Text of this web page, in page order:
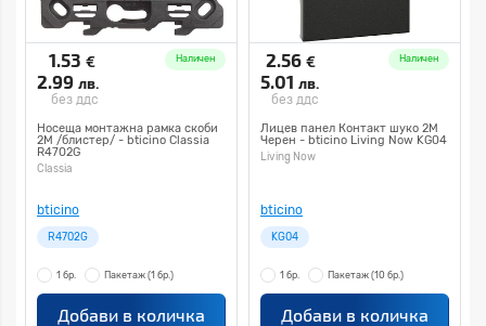
1.53 €
2.99 лв.
без ддс
Наличен
Носеща монтажна рамка скоби
2М /блистер/ - bticino Classia
R4702G
Classia
bticino
R4702G
1 бр. Пакетаж (1 бр.)
Добави в количка
2.56 €
5.01 лв.
без ддс
Наличен
Лицев панел Контакт шуко 2M
Черен - bticino Living Now KG04
Living Now
bticino
KG04
1 бр. Пакетаж (10 бр.)
Добави в количка